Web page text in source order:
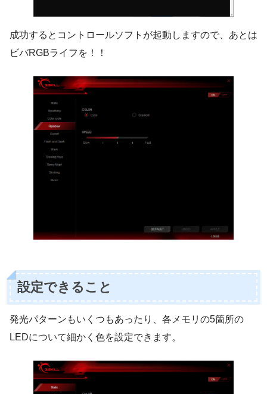
成功するとコントロールソフトが起動しますので、あとは
ビバRGBライフを！！
設定できること
発光パターンもいくつもあったり、各メモリの5箇所の
LEDについて細かく色を設定できます。